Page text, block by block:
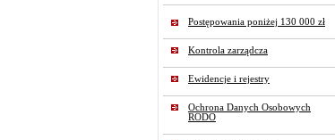
Postępowania poniżej 130 000 zł
Kontrola zarządcza
Ewidencje i rejestry
Ochrona Danych Osobowych
RODO